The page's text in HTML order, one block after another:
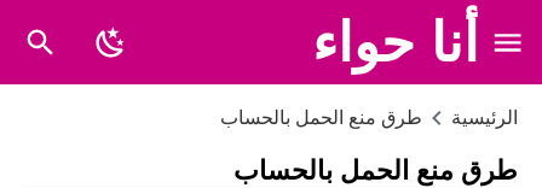
أنا حواء
الرئيسية طرق منع الحمل بالحساب
طرق منع الحمل بالحساب